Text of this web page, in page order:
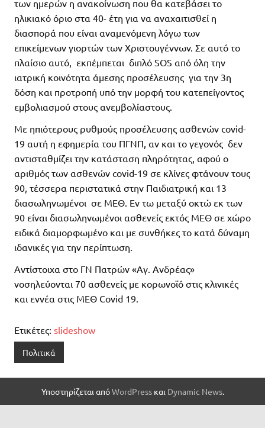
των ημερών η ανακοίνωση που θα κατεβάσει το
ηλικιακό όριο στα 40- έτη για να αναχαιτισθεί η
διασπορά που είναι αναμενόμενη λόγω των
επικείμενων γιορτών των Χριστουγέννων. Σε αυτό το
πλαίσιο αυτό, εκπέμπεται διπλό SOS από όλη την
ιατρική κοινότητα άμεσης προσέλευσης για την 3η
δόση και προτροπή υπό την μορφή του κατεπείγοντος
εμβολιασμού στους ανεμβολίαστους.
Με ηπιότερους ρυθμούς προσέλευσης ασθενών covid-
19 αυτή η εφημερία του ΠΓΝΠ, αν και το γεγονός δεν
αντισταθμίζει την κατάσταση πληρότητας, αφού ο
αριθμός των ασθενών covid-19 σε κλίνες φτάνουν τους
90, τέσσερα περιστατικά στην Παιδιατρική και 13
διασωληνωμένοι σε ΜΕΘ. Εν τω μεταξύ οκτώ εκ των
90 είναι διασωληνωμένοι ασθενείς εκτός ΜΕΘ σε χώρο
ειδικά διαμορφωμένο και με συνθήκες το κατά δύναμη
ιδανικές για την περίπτωση.
Αντίστοιχα στο ΓΝ Πατρών «Αγ. Ανδρέας»
νοσηλεύονται 70 ασθενείς με κορωνοϊό στις κλινικές
και εννέα στις ΜΕΘ Covid 19.
Ετικέτες: slideshow
Πολιτικά
Υποστηρίζεται απόWordPressκαι Dynamic News.